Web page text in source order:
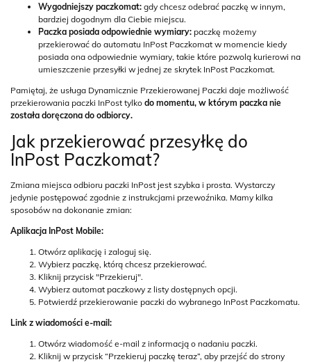
Wygodniejszy paczkomat: gdy chcesz odebrać paczkę w innym,
bardziej dogodnym dla Ciebie miejscu.
Paczka posiada odpowiednie wymiary: paczkę możemy
przekierować do automatu InPost Paczkomat w momencie kiedy
posiada ona odpowiednie wymiary, takie które pozwolą kurierowi na
umieszczenie przesyłki w jednej ze skrytek InPost Paczkomat.
Pamiętaj, że usługa Dynamicznie Przekierowanej Paczki daje możliwość
przekierowania paczki InPost tylko do momentu, w którym paczka nie
została doręczona do odbiorcy.
Jak przekierować przesyłkę do
InPost Paczkomat?
Zmiana miejsca odbioru paczki InPost jest szybka i prosta. Wystarczy
jedynie postępować zgodnie z instrukcjami przewoźnika. Mamy kilka
sposobów na dokonanie zmian:
Aplikacja InPost Mobile:
Otwórz aplikację i zaloguj się.
Wybierz paczkę, którą chcesz przekierować.
Kliknij przycisk "Przekieruj".
Wybierz automat paczkowy z listy dostępnych opcji.
Potwierdź przekierowanie paczki do wybranego InPost Paczkomatu.
Link z wiadomości e-mail:
Otwórz wiadomość e-mail z informacją o nadaniu paczki.
Kliknij w przycisk “Przekieruj paczkę teraz”, aby przejść do strony